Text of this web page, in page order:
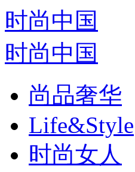
时尚中国
时尚中国
尚品奢华
Life&Style
时尚女人